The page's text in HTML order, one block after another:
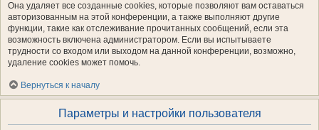
Она удаляет все созданные cookies, которые позволяют вам оставаться
авторизованным на этой конференции, а также выполняют другие
функции, такие как отслеживание прочитанных сообщений, если эта
возможность включена администратором. Если вы испытываете
трудности со входом или выходом на данной конференции, возможно,
удаление cookies может помочь.
Вернуться к началу
Параметры и настройки пользователя